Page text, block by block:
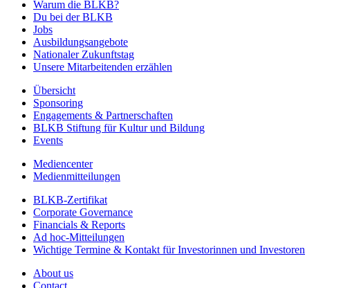
Warum die BLKB?
Du bei der BLKB
Jobs
Ausbildungsangebote
Nationaler Zukunftstag
Unsere Mitarbeitenden erzählen
Übersicht
Sponsoring
Engagements & Partnerschaften
BLKB Stiftung für Kultur und Bildung
Events
Mediencenter
Medienmitteilungen
BLKB-Zertifikat
Corporate Governance
Financials & Reports
Ad hoc-Mitteilungen
Wichtige Termine & Kontakt für Investorinnen und Investoren
About us